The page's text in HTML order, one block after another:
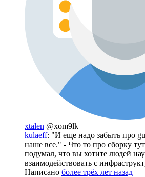
xtalen @xom9lk
kulaeff: "И еще надо забыть про
наше все." - Что то про сборку
подумал, что вы хотите людей
взаимодействовать с
Написано более трёх лет назад